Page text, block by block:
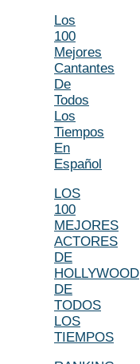
Los
100
Mejores
Cantantes
De
Todos
Los
Tiempos
En
Español
LOS
100
MEJORES
ACTORES
DE
HOLLYWOOD
DE
TODOS
LOS
TIEMPOS